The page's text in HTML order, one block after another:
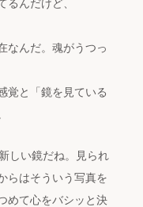
るんだけど、
なんだ。魂がうつっ
覚と「鏡を見ている
しい鏡だね。見られ
らはそういう写真を
めて心をバシッと決